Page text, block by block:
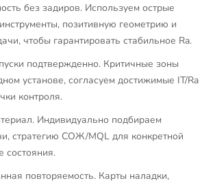
без задиров. Используем острые
позитивную геометрию и
чтобы гарантировать стабильное Ra.
подтвержденно. Критичные зоны
установе, согласуем достижимые IT/Ra
контроля.
Индивидуально подбираем
стратегию СОЖ/MQL для конкретной
состояния.
повторяемость. Карты наладки,